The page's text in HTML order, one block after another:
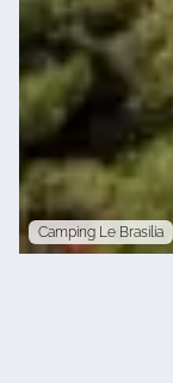
Camping Le Brasilia